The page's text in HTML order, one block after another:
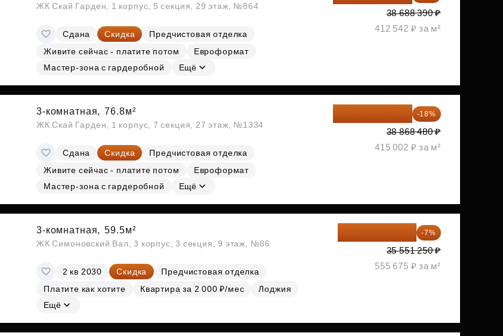
ЖК Скай Гарден, 1 корпус, 5 секция, 29 этаж, №864
Сдана Скидка
Предчистовая отделка
Живите сейчас - платите потом
Евроформат
Мастер-зона с гардеробной
Ещё
38 688 390 ₽
412 542 ₽ за м²
3-комнатная, 76.8м²
ЖК Скай Гарден, 1 корпус, 7 секция, 27 этаж, №1334
Сдана Скидка
Предчистовая отделка
Живите сейчас - платите потом
Евроформат
Мастер-зона с гардеробной
Ещё
-18%
38 868 480 ₽
415 002 ₽ за м²
3-комнатная, 59.5м²
ЖК Симоновский Вал, 3 корпус, 3 секция, 9 этаж, №86
2 кв 2030 Скидка
Предчистовая отделка
Платите как хотите
Квартира за 2 000 ₽/мес
Лоджия
Ещё
33 062 663 ₽ -7%
35 551 250 ₽
555 675 ₽ за м²